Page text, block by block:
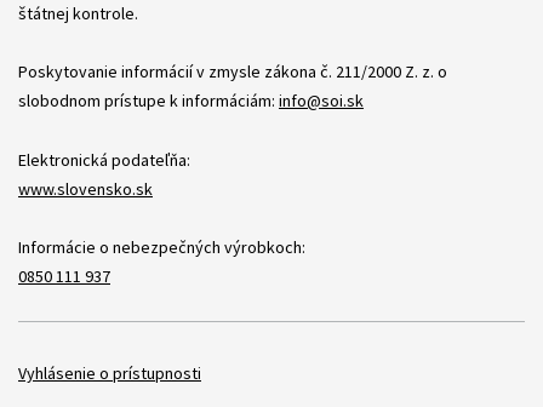
štátnej kontrole.
Poskytovanie informácií v zmysle zákona č. 211/2000 Z. z. o
slobodnom prístupe k informáciám: info@soi.sk
Elektronická podateľňa:
www.slovensko.sk
Informácie o nebezpečných výrobkoch:
0850 111 937
Položky
Vyhlásenie o prístupnosti